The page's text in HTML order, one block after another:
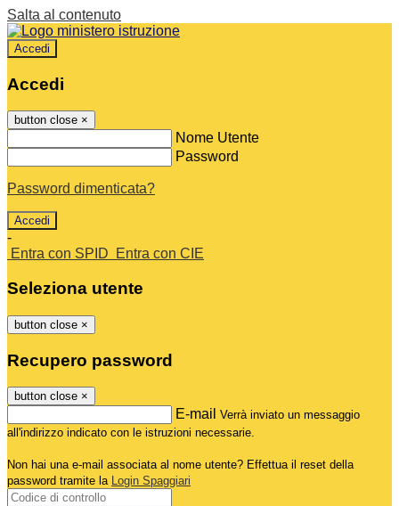
Salta al contenuto
Accedi
Accedi
button close ×
Nome Utente
Password
Password dimenticata?
-
Entra con SPID
Entra con CIE
Seleziona utente
button close ×
Recupero password
button close ×
E-mail Verrà inviato un messaggio
all'indirizzo indicato con le istruzioni necessarie.
Non hai una e-mail associata al nome utente? Effettua il reset della
password tramite la Login Spaggiari